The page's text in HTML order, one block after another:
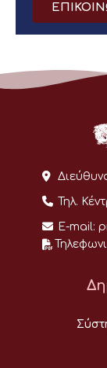
Τηλ.
E-mail: